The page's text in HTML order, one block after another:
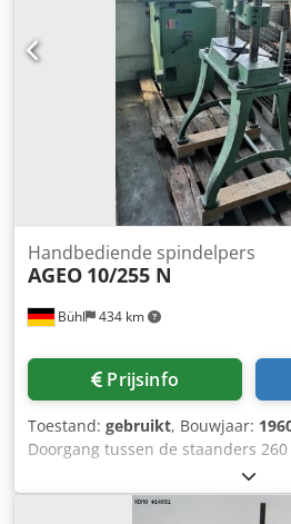
Bühl 434 km
Handbediende spindelpers
AGEO 10/255 N
Prijsinfo
Toestand: gebruikt, Bouwjaar:
Doorgang tussen de staanders
mm Dkodpowl N Sajfx Ai Hsr
mm